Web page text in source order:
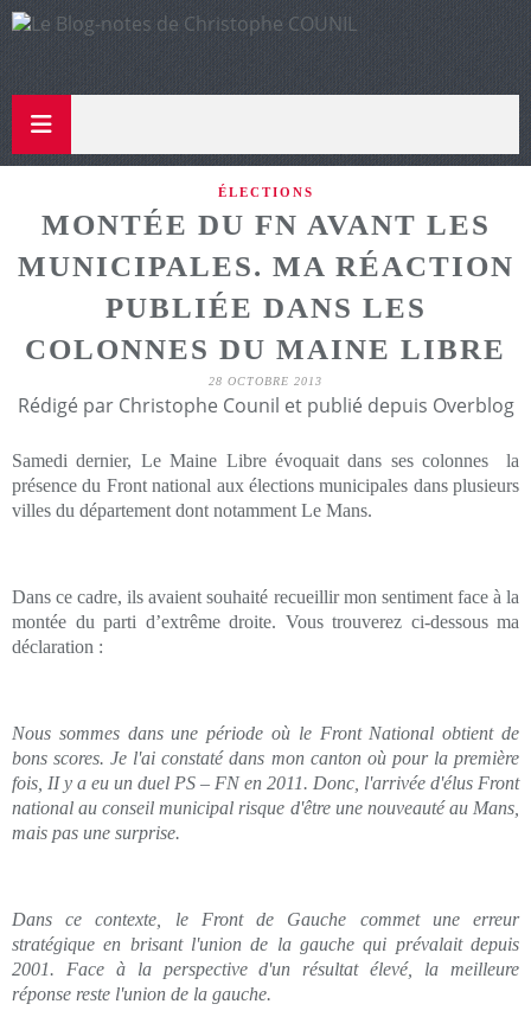
ÉLECTIONS
MONTÉE DU FN AVANT LES
MUNICIPALES. MA RÉACTION
PUBLIÉE DANS LES
COLONNES DU MAINE LIBRE
28 OCTOBRE 2013
Rédigé par Christophe Counil et publié depuis Overblog
Samedi dernier, Le Maine Libre évoquait dans ses colonnes la
présence du Front national aux élections municipales dans plusieurs
villes du département dont notamment Le Mans.
Dans ce cadre, ils avaient souhaité recueillir mon sentiment face à la
montée du parti d’extrême droite. Vous trouverez ci-dessous ma
déclaration :
Nous sommes dans une période où le Front National obtient de
bons scores. Je l'ai constaté dans mon canton où pour la première
fois, II y a eu un duel PS – FN en 2011. Donc, l'arrivée d'élus Front
national au conseil mu­nicipal risque d'être une nouveau­té au Mans,
mais pas une surprise.
Dans ce contexte, le Front de Gauche commet une erreur
stratégique en brisant l'union de la gauche qui prévalait depuis
2001. Face à la perspec­tive d'un résultat élevé, la meilleure
réponse reste l'union de la gauche.